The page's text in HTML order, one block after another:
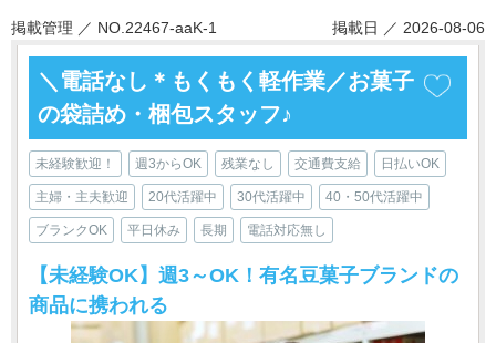
掲載管理 ／ NO.22467-aaK-1 掲載日 ／ 2026-08-06
＼電話なし＊もくもく軽作業／お菓子
の袋詰め・梱包スタッフ♪
未経験歓迎！ 週3からOK 残業なし 交通費支給 日払いOK
主婦・主夫歓迎 20代活躍中 30代活躍中 40・50代活躍中
ブランクOK 平日休み 長期 電話対応無し
【未経験OK】週3～OK！有名豆菓子ブランドの
商品に携われる